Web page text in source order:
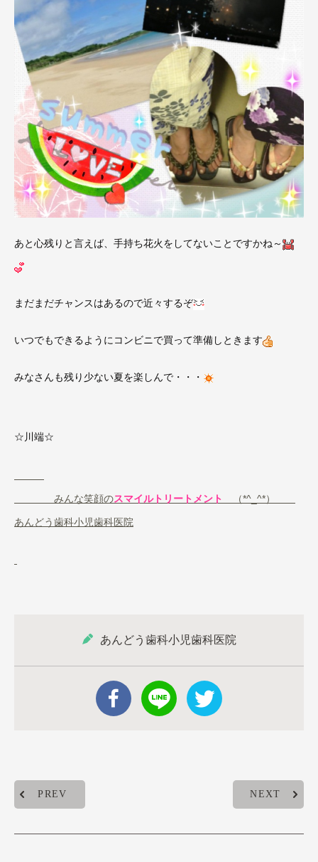
あと心残りと言えば、手持ち花火をしてないことですかね～
まだまだチャンスはあるので近々するぞ
いつでもできるようにコンビニで買って準備しときます
みなさんも残り少ない夏を楽しんで・・・
☆川端☆
みんな笑顔のスマイルトリートメント （*^_^*）
あんどう歯科小児歯科医院
あんどう歯科小児歯科医院
PREV NEXT